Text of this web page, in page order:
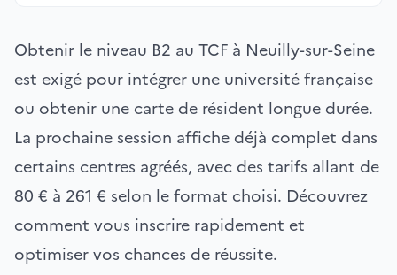
Obtenir le niveau B2 au TCF à Neuilly-sur-Seine
est exigé pour intégrer une université française
ou obtenir une carte de résident longue durée.
La prochaine session affiche déjà complet dans
certains centres agréés, avec des tarifs allant de
80 € à 261 € selon le format choisi. Découvrez
comment vous inscrire rapidement et
optimiser vos chances de réussite.